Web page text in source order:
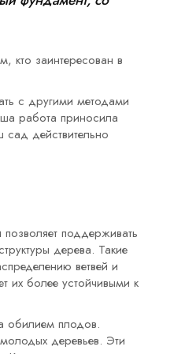
кто заинтересован в
с другими методами
работа приносила
действительно
поддерживать
дерева. Такие
ветвей и
их более устойчивыми к
обилием плодов.
деревьев. Эти